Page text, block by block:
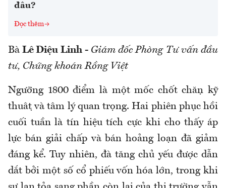
đâu?
Đọc thêm
BàLê Diệu Linh- Giám đốc Phòng Tư vấn đầu
tư, Chứng khoán Rồng Việt
Ngưỡng 1800 điểm là một mốc chốt chặn kỹ
thuật và tâm lý quan trọng. Hai phiên phục hồi
cuối tuần là tín hiệu tích cực khi cho thấy áp
lực bán giải chấp và bán hoảng loạn đã giảm
đáng kể. Tuy nhiên, đà tăng chủ yếu được dẫn
dắt bởi một số cổ phiếu vốn hóa lớn, trong khi